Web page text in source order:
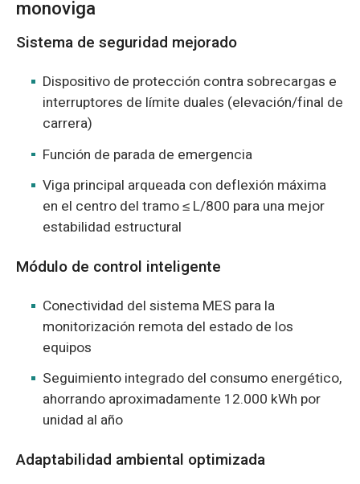
monoviga
Sistema de seguridad mejorado
Dispositivo de protección contra sobrecargas e
interruptores de límite duales (elevación/final de
carrera)
Función de parada de emergencia
Viga principal arqueada con deflexión máxima
en el centro del tramo ≤ L/800 para una mejor
estabilidad estructural
Módulo de control inteligente
Conectividad del sistema MES para la
monitorización remota del estado de los
equipos
Seguimiento integrado del consumo energético,
ahorrando aproximadamente 12.000 kWh por
unidad al año
Adaptabilidad ambiental optimizada